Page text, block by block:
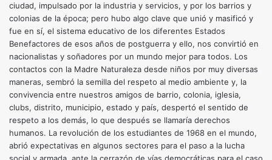
ciudad, impulsado por la industria y servicios, y por los barrios y
colonias de la época; pero hubo algo clave que unió y masificó y
fue en sí, el sistema educativo de los diferentes Estados
Benefactores de esos años de postguerra y ello, nos convirtió en
nacionalistas y soñadores por un mundo mejor para todos. Los
contactos con la Madre Naturaleza desde niños por muy diversas
maneras, sembró la semilla del respeto al medio ambiente y, la
convivencia entre nuestros amigos de barrio, colonia, iglesia,
clubs, distrito, municipio, estado y país, despertó el sentido de
respeto a los demás, lo que después se llamaría derechos
humanos. La revolución de los estudiantes de 1968 en el mundo,
abrió expectativas en algunos sectores para el paso a la lucha